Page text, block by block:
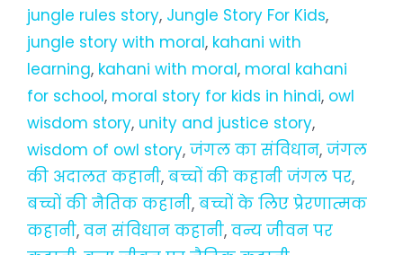
jungle rules story, Jungle Story For Kids,
jungle story with moral, kahani with
learning, kahani with moral, moral kahani
for school, moral story for kids in hindi, owl
wisdom story, unity and justice story,
wisdom of owl story, जंगल का संविधान, जंगल
की अदालत कहानी, बच्चों की कहानी जंगल पर,
बच्चों की नैतिक कहानी, बच्चों के लिए प्रेरणात्मक
कहानी, वन संविधान कहानी, वन्य जीवन पर